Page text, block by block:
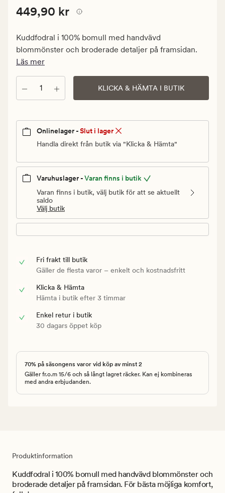
Pris
449,90
449,90
kr
Pris 449,90 kr
449,90 kr
Kuddfodral i 100% bomull med handvävd
blommönster och broderade detaljer på framsidan.
Läs mer
Antal KLICKA & HÄMTA I BUTIK
Onlinelager -Slut i lager
Handla direkt från butik via "Klicka & Hämta"
Varuhuslager -Varan finns i butik
Varan finns i butik, välj butik för att se aktuellt
saldo
Välj butik
Fri frakt till butik
Gäller de flesta varor – enkelt och kostnadsfritt
Klicka & Hämta
Hämta i butik efter 3 timmar
Enkel retur i butik
30 dagars öppet köp
70% på säsongens varor vid köp av minst 2
Gäller fr.o.m 15/6 och så långt lagret räcker. Kan ej kombineras
med andra erbjudanden.
Produktinformation
Kuddfodral i 100% bomull med handvävd blommönster och
broderade detaljer på framsidan. För bästa möjliga komfort,